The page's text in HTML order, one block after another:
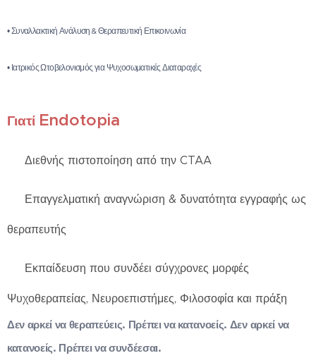
• Συναλλακτική Ανάλυση & Θεραπευτική Επικοινωνία
• Ιατρικός Ωτοβελονισμός για Ψυχοσωματικές Διαταραχές
Γιατί Endotopia
✅ Διεθνής πιστοποίηση από την CTAA
✅ Επαγγελματική αναγνώριση & δυνατότητα εγγραφής ως
θεραπευτής
✅ Εκπαίδευση που συνδέει σύγχρονες μορφές
Ψυχοθεραπείας, Νευροεπιστήμες, Φιλοσοφία και πράξη
Δεν αρκεί να θεραπεύεις. Πρέπει να κατανοείς. Δεν αρκεί να
κατανοείς. Πρέπει να συνδέεσαι.